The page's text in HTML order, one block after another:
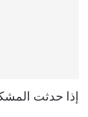
إذا حدثت